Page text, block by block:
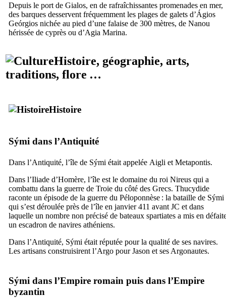
Depuis le port de Gialos, en de rafraîchissantes promenades en mer,
des barques desservent fréquemment les plages de galets d’Ágios
Geórgios nichée au pied d’une falaise de 300 mètres, de Nanou
hérissée de cyprès ou d’Agia Marina.
Histoire, géographie, arts,
traditions, flore …
Histoire
Sými dans l’Antiquité
Dans l’Antiquité, l’île de Sými était appelée Aigli et Metapontis.
Dans l’Iliade d’Homère, l’île est le domaine du roi Nireus qui a
combattu dans la guerre de Troie du côté des Grecs. Thucydide
raconte un épisode de la guerre du Péloponnèse : la bataille de Sými
qui s’est déroulée près de l’île en janvier 411 avant JC et dans
laquelle un nombre non précisé de bateaux spartiates a mis en
un escadron de navires athéniens.
Dans l’Antiquité, Sými était réputée pour la qualité de ses navires.
Les artisans construisirent l’Argo pour Jason et ses Argonautes.
Sými dans l’Empire romain puis dans l’Empire
byzantin